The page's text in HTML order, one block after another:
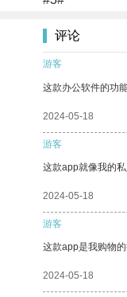
评论
游客
这款办公软件的功
2024-05-18
游客
这款app就像我的
2024-05-18
游客
这款app是我购物
2024-05-18